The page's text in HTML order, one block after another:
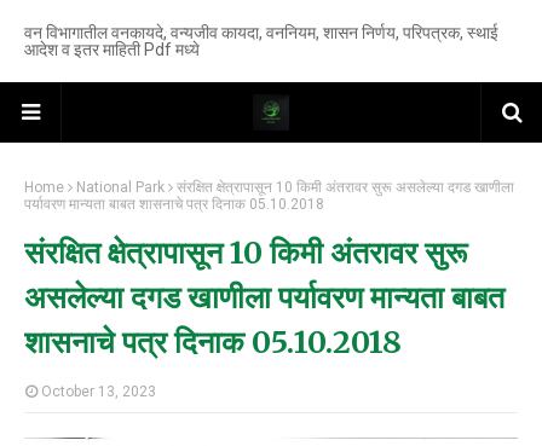
वन विभागातील वनकायदे, वन्यजीव कायदा, वननियम, शासन निर्णय, परिपत्रक, स्थाई
आदेश व इतर माहिती Pdf मध्ये
Home National Park
संरक्षित क्षेत्रापासून 10 किमी अंतरावर सुरू असलेल्या दगड खाणीला
पर्यावरण मान्यता बाबत शासनाचे पत्र दिनाक 05.10.2018
संरक्षित क्षेत्रापासून 10 किमी अंतरावर सुरू
असलेल्या दगड खाणीला पर्यावरण मान्यता बाबत
शासनाचे पत्र दिनाक 05.10.2018
October 13, 2023